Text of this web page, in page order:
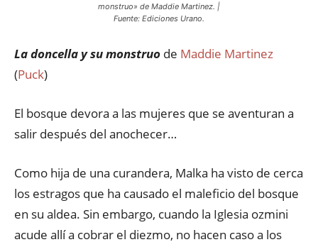
monstruo» de Maddie Martinez. |
Fuente: Ediciones Urano.
La doncella y su monstruo de Maddie Martinez
(Puck)
El bosque devora a las mujeres que se aventuran a
salir después del anochecer…
Como hija de una curandera, Malka ha visto de cerca
los estragos que ha causado el maleficio del bosque
en su aldea. Sin embargo, cuando la Iglesia ozmini
acude allí a cobrar el diezmo, no hacen caso a los